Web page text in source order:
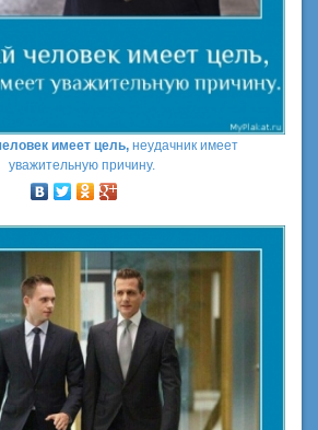
имеет цель, неудачник имеет
уважительную причину.